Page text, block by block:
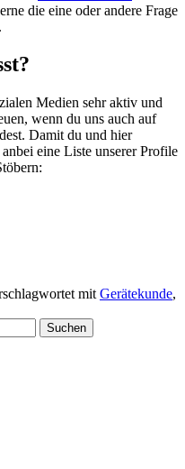
die eine oder andere Frage
Medien sehr aktiv und
wenn du uns auch auf
Damit du und hier
eine Liste unserer Profile
mit Gerätekunde,